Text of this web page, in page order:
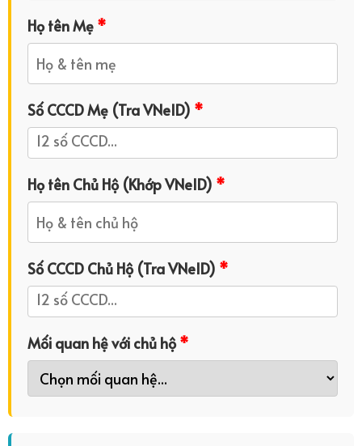
Họ tên Mẹ *
Số CCCD Mẹ (Tra VNeID) *
Họ tên Chủ Hộ (Khớp VNeID) *
Số CCCD Chủ Hộ (Tra VNeID) *
Mối quan hệ với chủ hộ*